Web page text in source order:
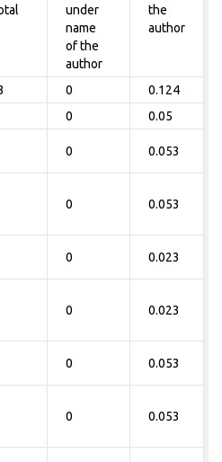
under
name
of the
author
the
author
0 0.124
0 0.05
0 0.053
0 0.053
0 0.023
0 0.023
0 0.053
0 0.053